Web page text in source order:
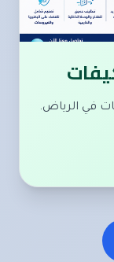
في الرياض.